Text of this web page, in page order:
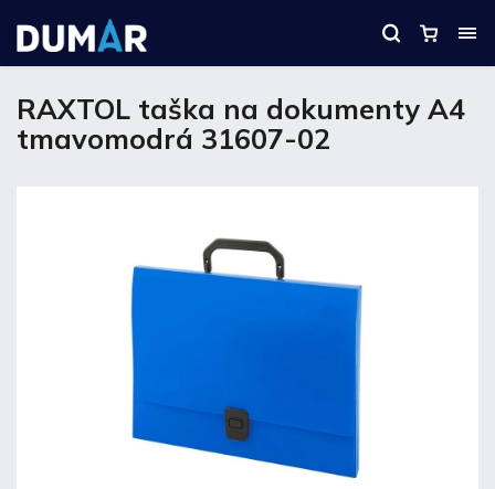
RAXTOL taška na dokumenty A4
tmavomodrá 31607-02